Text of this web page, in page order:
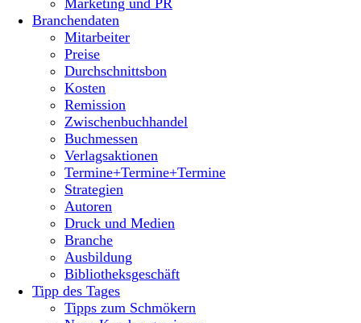
Branchendaten
Mitarbeiter
Preise
Durchschnittsbon
Kosten
Remission
Zwischenbuchhandel
Buchmessen
Verlagsaktionen
Termine+Termine+Termine
Strategien
Autoren
Druck und Medien
Branche
Ausbildung
Bibliotheksgeschäft
Tipp des Tages
Tipps zum Schmökern